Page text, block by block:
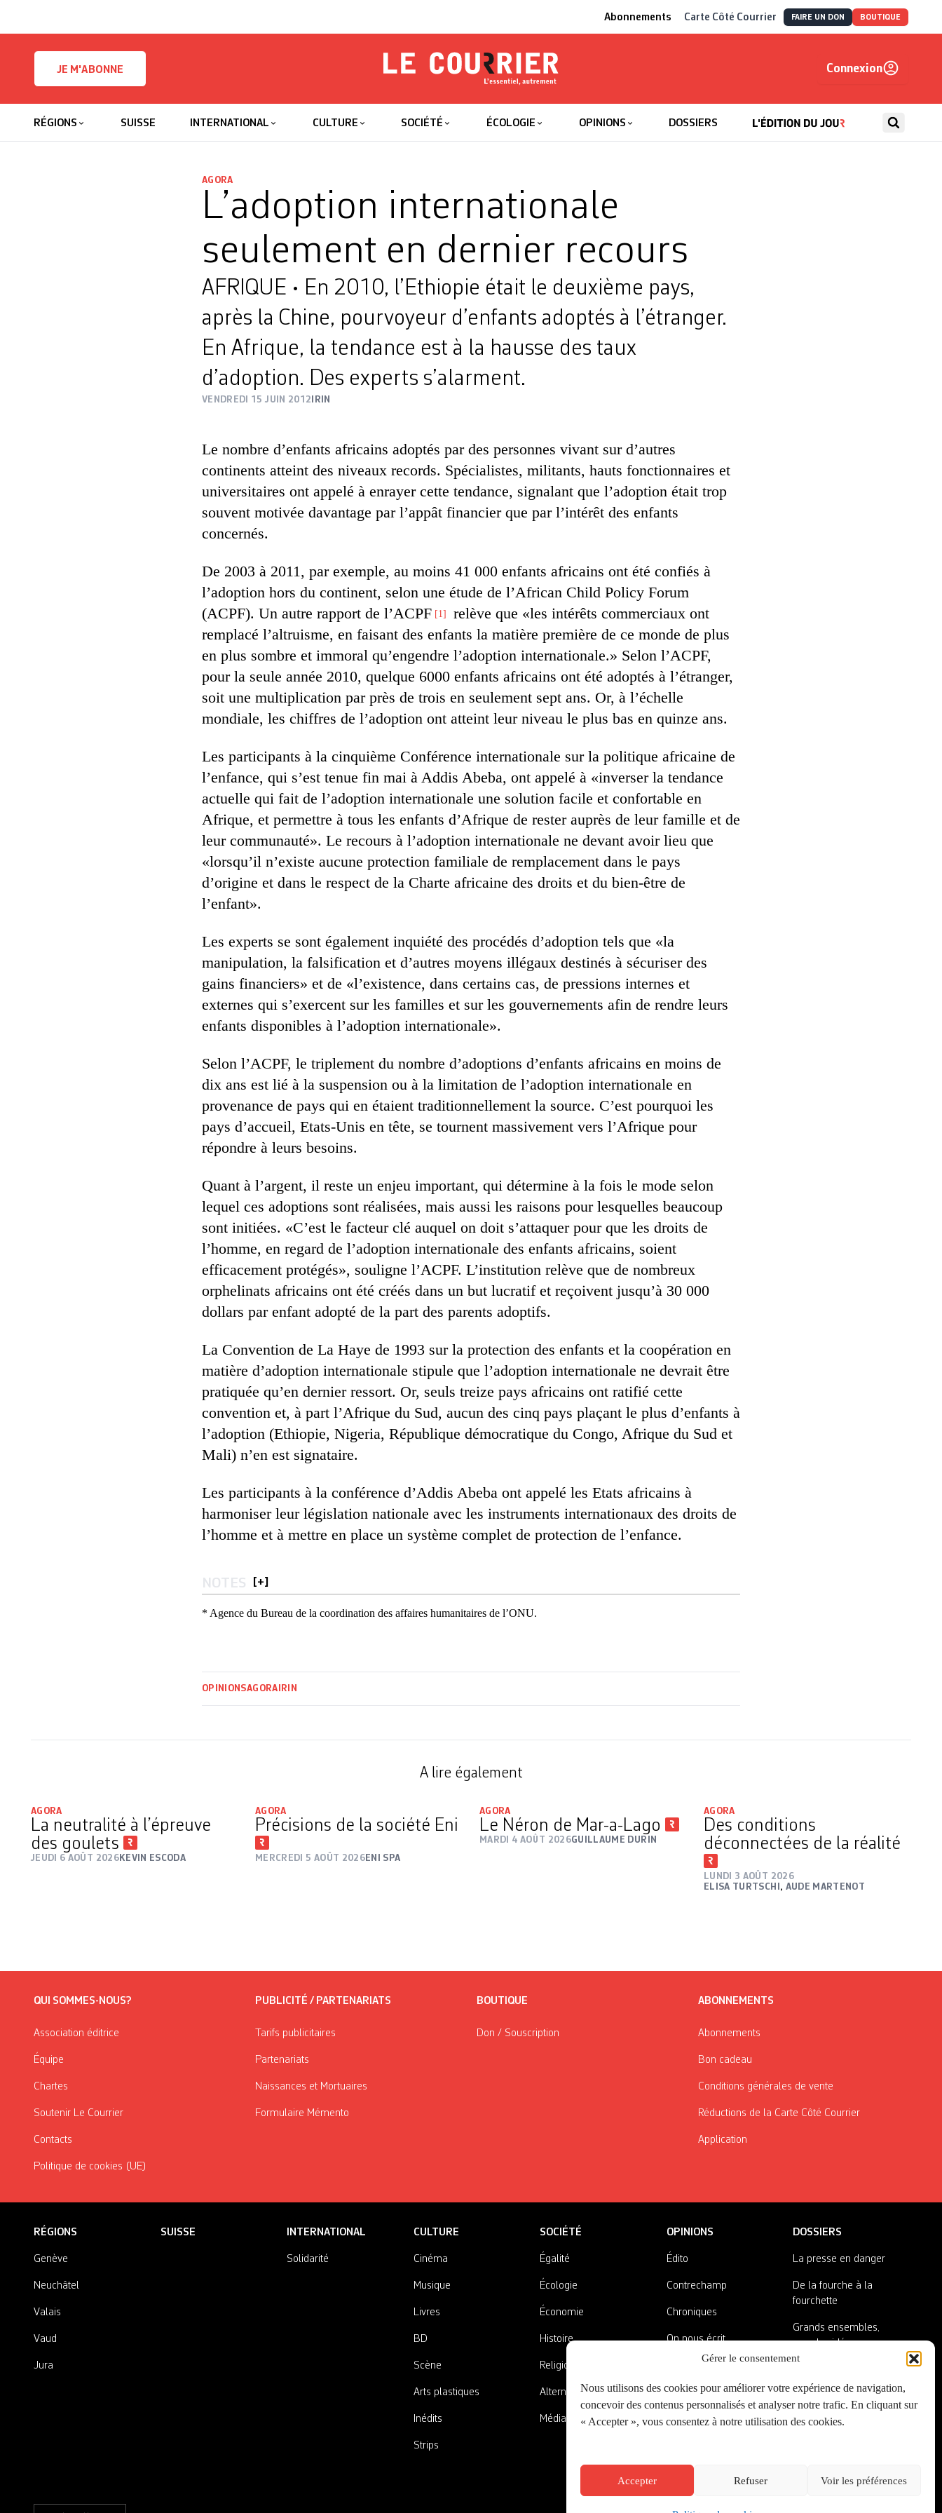
Gérer le consentement
Nous utilisons des cookies pour améliorer votre expérience de navigation,
concevoir des contenus personnalisés et analyser notre trafic. En cliquant sur
« Accepter », vous consentez à notre utilisation des cookies.
Accepter Refuser Voir les préférences
Abonnements Carte Côté Courrier FAIRE UN DON BOUTIQUE
JE M'ABONNE
Le Courrier
Connexion
RÉGIONS SUISSE INTERNATIONAL CULTURE SOCIÉTÉ ÉCOLOGIE OPINIONS DOSSIERS
AGORA
L’adoption internationale
seulement en dernier recours
AFRIQUE • En 2010, l’Ethiopie était le deuxième pays,
après la Chine, pourvoyeur d’enfants adoptés à l’étranger.
En Afrique, la tendance est à la hausse des taux
d’adoption. Des experts s’alarment.
VENDREDI 15 JUIN 2012 IRIN
Le nombre d’enfants africains adoptés par des personnes vivant sur d’autres
continents atteint des niveaux records. Spécialistes, militants, hauts fonctionnaires et
universitaires ont appelé à enrayer cette tendance, signalant que l’adoption était trop
souvent motivée davantage par l’appât financier que par l’intérêt des enfants
concernés.
De 2003 à 2011, par exemple, au moins 41 000 enfants africains ont été confiés à
l’adoption hors du continent, selon une étude de l’African Child Policy Forum
(ACPF). Un autre rapport de l’ACPF
1
relève que «les intérêts commerciaux ont
remplacé l’altruisme, en faisant des enfants la matière première de ce monde de plus
en plus sombre et immoral qu’engendre l’adoption internationale.» Selon l’ACPF,
pour la seule année 2010, quelque 6000 enfants africains ont été adoptés à l’étranger,
soit une multiplication par près de trois en seulement sept ans. Or, à l’échelle
mondiale, les chiffres de l’adoption ont atteint leur niveau le plus bas en quinze ans.
Les participants à la cinquième Conférence internationale sur la politique africaine de
l’enfance, qui s’est tenue fin mai à Addis Abeba, ont appelé à «inverser la tendance
actuelle qui fait de l’adoption internationale une solution facile et confortable en
Afrique, et permettre à tous les enfants d’Afrique de rester auprès de leur famille et de
leur communauté». Le recours à l’adoption internationale ne devant avoir lieu que
«lorsqu’il n’existe aucune protection familiale de remplacement dans le pays
d’origine et dans le respect de la Charte africaine des droits et du bien-être de
l’enfant».
Les experts se sont également inquiété des procédés d’adoption tels que «la
manipulation, la falsification et d’autres moyens illégaux destinés à sécuriser des
gains financiers» et de «l’existence, dans certains cas, de pressions internes et
externes qui s’exercent sur les familles et sur les gouvernements afin de rendre leurs
enfants disponibles à l’adoption internationale».
Selon l’ACPF, le triplement du nombre d’adoptions d’enfants africains en moins de
dix ans est lié à la suspension ou à la limitation de l’adoption internationale en
provenance de pays qui en étaient traditionnellement la source. C’est pourquoi les
pays d’accueil, Etats-Unis en tête, se tournent massivement vers l’Afrique pour
répondre à leurs besoins.
Quant à l’argent, il reste un enjeu important, qui détermine à la fois le mode selon
lequel ces adoptions sont réalisées, mais aussi les raisons pour lesquelles beaucoup
sont initiées. «C’est le facteur clé auquel on doit s’attaquer pour que les droits de
l’homme, en regard de l’adoption internationale des enfants africains, soient
efficacement protégés», souligne l’ACPF. L’institution relève que de nombreux
orphelinats africains ont été créés dans un but lucratif et reçoivent jusqu’à 30 000
dollars par enfant adopté de la part des parents adoptifs.
La Convention de La Haye de 1993 sur la protection des enfants et la coopération en
matière d’adoption internationale stipule que l’adoption internationale ne devrait être
pratiquée qu’en dernier ressort. Or, seuls treize pays africains ont ratifié cette
convention et, à part l’Afrique du Sud, aucun des cinq pays plaçant le plus d’enfants à
l’adoption (Ethiopie, Nigeria, République démocratique du Congo, Afrique du Sud et
Mali) n’en est signataire.
Les participants à la conférence d’Addis Abeba ont appelé les Etats africains à
harmoniser leur législation nationale avec les instruments internationaux des droits de
l’homme et à mettre en place un système complet de protection de l’enfance.
NOTES [+]
* Agence du Bureau de la coordination des affaires humanitaires de l’ONU.
OPINIONSAGORA IRIN
A lire également
AGORA
La neutralité à l’épreuve
des goulets
JEUDI 6 AOÛT 2026KEVIN ESCODA
AGORA
Précisions de la société Eni
MERCREDI 5 AOÛT 2026 ENI SPA
AGORA
Le Néron de Mar-a-Lago
MARDI 4 AOÛT 2026GUILLAUME DURIN
AGORA
Des conditions
déconnectées de la réalité
LUNDI 3 AOÛT 2026
ELISA TURTSCHI , AUDE MARTENOT
QUI SOMMES-NOUS?
Association éditrice
Équipe
Chartes
Soutenir Le Courrier
Contacts
Politique de cookies (UE)
PUBLICITÉ / PARTENARIATS
Tarifs publicitaires
Partenariats
Naissances et Mortuaires
Formulaire Mémento
BOUTIQUE
Don / Souscription
ABONNEMENTS
Abonnements
Bon cadeau
Conditions générales de vente
Réductions de la Carte Côté Courrier
Application
RÉGIONS
Genève
Neuchâtel
Valais
Vaud
Jura
SUISSE INTERNATIONAL
Solidarité
CULTURE
Cinéma
Musique
Livres
BD
Scène
Arts plastiques
Inédits
Strips
SOCIÉTÉ
Égalité
Écologie
Économie
Histoire
Religions
Alternatives
Médias
OPINIONS
Édito
Contrechamp
Chroniques
On nous écrit
A côté de la plaque
DOSSIERS
La presse en danger
De la fourche à la
fourchette
Grands ensembles,
grandes idées